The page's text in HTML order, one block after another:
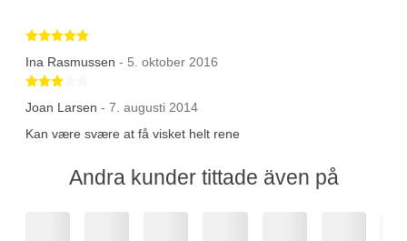
Betygsatt 5 av 5 stjärnor
Ina Rasmussen - 5. oktober 2016
Joan Larsen - 7. augusti 2014
Kan være svære at få visket helt rene
Andra kunder tittade även på